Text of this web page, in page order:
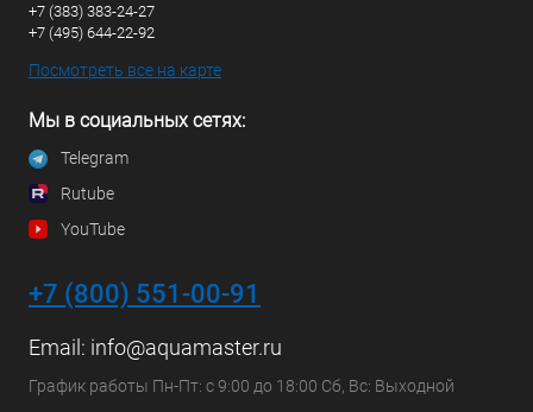
+7 (383) 383-24-27
+7 (495) 644-22-92
Посмотреть все на карте
Мы в социальных сетях:
Telegram
Rutube
YouTube
+7 (800) 551-00-91
Email: info@aquamaster.ru
График работы Пн-Пт: с 9:00 до 18:00 Сб, Вс: Выходной